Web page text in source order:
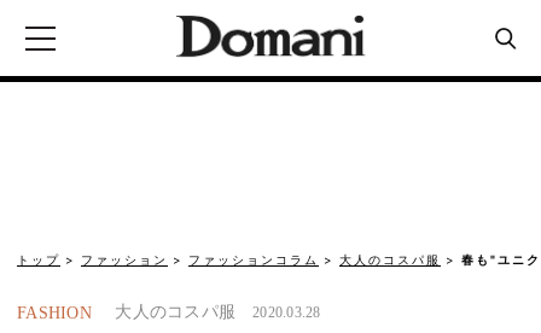
トップ ファッション ファッションコラム 大人のコスパ服 春も"ユニ
FASHION 大人のコスパ服 2020.03.28